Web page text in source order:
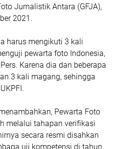
Jurnalistik Antara (GFJA),
2021.
harus mengikuti 3 kali
pewarta foto Indonesia,
Karena dia dan beberapa
3 kali magang, sehingga
Pewarta Foto
melalui tahapan verifikasi
secara resmi disahkan
uji kompetensi di tahun